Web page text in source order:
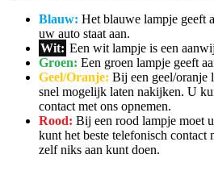
Blauw: Het blauwe lampje geeft
uw auto staat aan.
Wit: Een wit lampje is een
Groen: Een groen lampje geeft
Geel/Oranje: Bij een geel/oranje
snel mogelijk laten nakijken. U
contact met ons opnemen.
Rood: Bij een rood lampje moet
kunt het beste telefonisch contact
zelf niks aan kunt doen.